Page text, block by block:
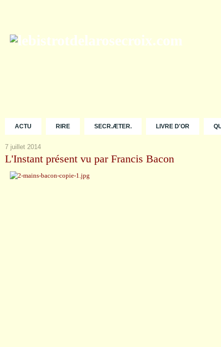
ACTU RIRE SECR.ÆTER. LIVRE D'OR
7 juillet 2014
L'Instant présent vu par Francis Bacon